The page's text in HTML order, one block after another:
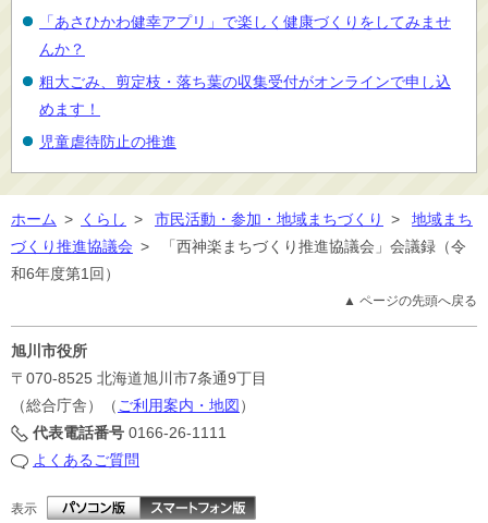
「あさひかわ健幸アプリ」で楽しく健康づくりをしてみませ
んか？
粗大ごみ、剪定枝・落ち葉の収集受付がオンラインで申し込
めます！
児童虐待防止の推進
ホーム > くらし > 市民活動・参加・地域まちづくり >
地域まち
づくり推進協議会 >
「西神楽まちづくり推進協議会」会議録（令
和6年度第1回）
▲ ページの先頭へ戻る
旭川市役所
〒070-8525 北海道旭川市7条通9丁目
（総合庁舎）（ ご利用案内・地図 ）
代表電話番号 0166-26-1111
よくあるご質問
表示